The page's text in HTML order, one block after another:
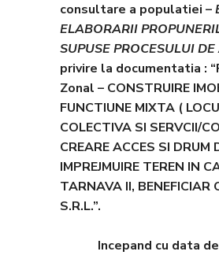
consultare a populatiei –
ELABORARII
SUPUSE PROCESULUI
privire la documentatia :
Zonal – CONSTRUIRE
FUNCTIUNE MIXTA (
COLECTIVA SI SERVCII/
CREARE ACCES SI DRUM
IMPREJMUIRE TEREN IN
TARNAVA II, BENEFICIAR
S.R.L.”.
Incepand cu data de